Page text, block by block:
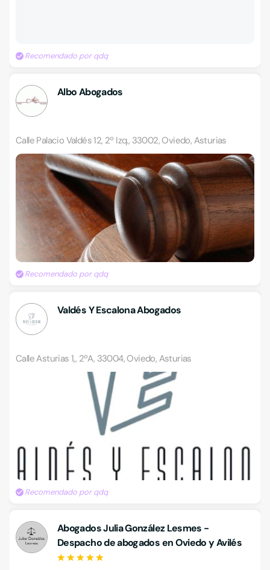
Recomendado por qdq
Albo Abogados
Calle Palacio Valdés 12, 2º Izq., 33002, Oviedo, Asturias
Recomendado por qdq
Valdés Y Escalona Abogados
Calle Asturias 1,, 2ºA, 33004, Oviedo, Asturias
Recomendado por qdq
Abogados Julia González Lesmes -
Despacho de abogados en Oviedo y Avilés